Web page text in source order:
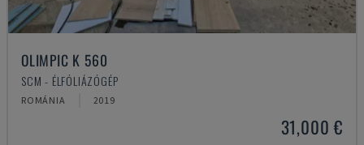
OLIMPIC K 560
SCM - ÉLFÓLIÁZÓGÉP
ROMÁNIA 2019
31,000 €